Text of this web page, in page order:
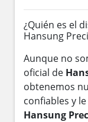
¿Quién es el
Hansung
Aunque no
oficial de
obtenemos
confiables y
Hansung